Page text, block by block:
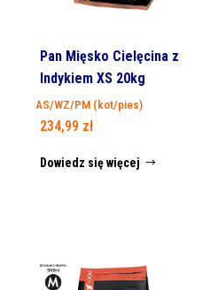
Pan Mięsko Cielęcina z
Indykiem XS 20kg
AS/WZ/PM (kot/pies)
234,99 zł
Dowiedz się więcej